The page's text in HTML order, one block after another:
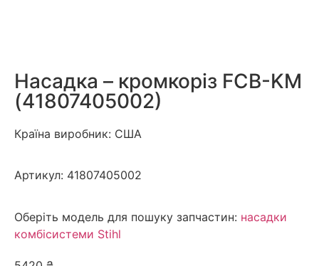
Насадка – кромкоріз FCB-KM
(41807405002)
Країна виробник: США
Артикул: 41807405002
Оберіть модель для пошуку запчастин: насадки
комбісистеми Stihl